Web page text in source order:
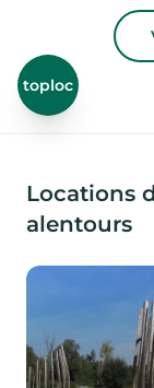
toploc
Locations
alentours